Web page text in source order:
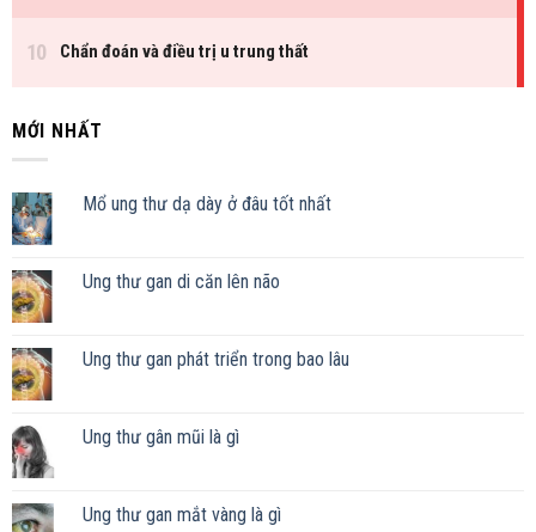
MỚI NHẤT
Mổ ung thư dạ dày ở đâu tốt nhất
Ung thư gan di căn lên não
Ung thư gan phát triển trong bao lâu
Ung thư gân mũi là gì
Ung thư gan mắt vàng là gì